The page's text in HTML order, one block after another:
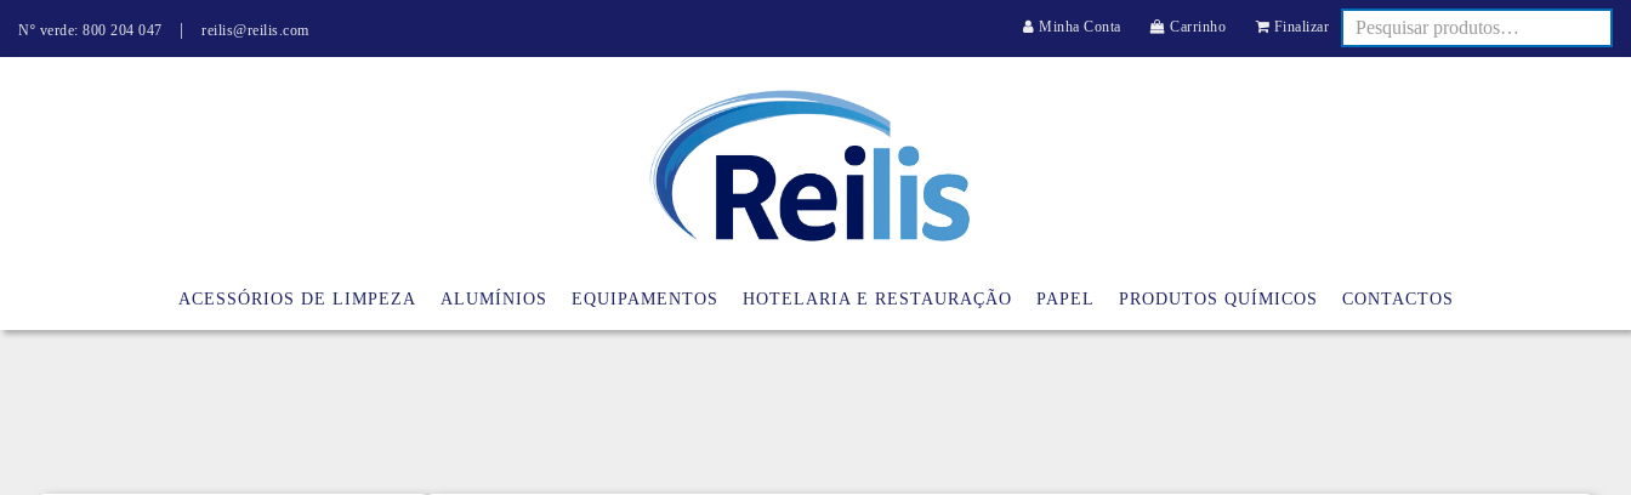
Nº verde: 800 204 047 reilis@reilis.com Minha Conta Carrinho Finalizar
ACESSÓRIOS DE LIMPEZA ALUMÍNIOS EQUIPAMENTOS HOTELARIA E RESTAURAÇÃO PAPEL PRODUTOS QUÍMICOS CONTACTOS